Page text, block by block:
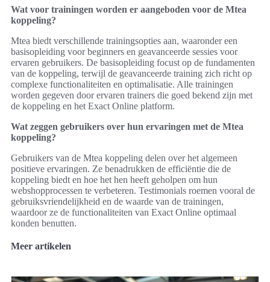
Wat voor trainingen worden er aangeboden voor de Mtea
koppeling?
Mtea biedt verschillende trainingsopties aan, waaronder een
basisopleiding voor beginners en geavanceerde sessies voor
ervaren gebruikers. De basisopleiding focust op de fundamenten
van de koppeling, terwijl de geavanceerde training zich richt op
complexe functionaliteiten en optimalisatie. Alle trainingen
worden gegeven door ervaren trainers die goed bekend zijn met
de koppeling en het Exact Online platform.
Wat zeggen gebruikers over hun ervaringen met de Mtea
koppeling?
Gebruikers van de Mtea koppeling delen over het algemeen
positieve ervaringen. Ze benadrukken de efficiëntie die de
koppeling biedt en hoe het hen heeft geholpen om hun
webshopprocessen te verbeteren. Testimonials roemen vooral de
gebruiksvriendelijkheid en de waarde van de trainingen,
waardoor ze de functionaliteiten van Exact Online optimaal
konden benutten.
Meer artikelen